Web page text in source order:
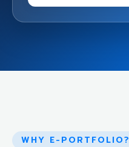
WHY E-PORTFOLIO?